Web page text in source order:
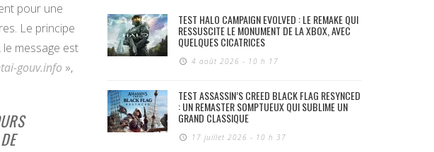
pour une
Le principe
le message est
gouv.info »,
TEST HALO CAMPAIGN EVOLVED : LE REMAKE QUI
RESSUSCITE LE MONUMENT DE LA XBOX, AVEC
QUELQUES CICATRICES
4 août 2026 - 10 h 17
TEST ASSASSIN’S CREED BLACK FLAG RESYNCED
: UN REMASTER SOMPTUEUX QUI SUBLIME UN
GRAND CLASSIQUE
17 juillet 2026 - 10 h 37